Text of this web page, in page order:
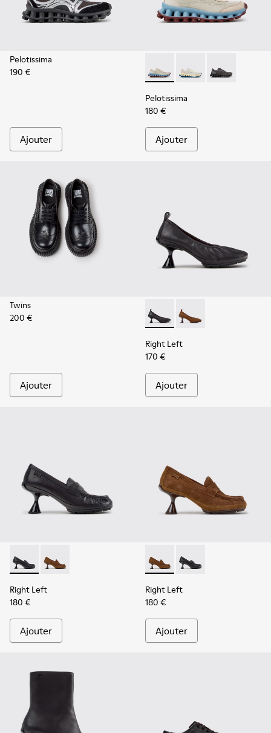
Pelotissima
190 €
Ajouter
Pelotissima - K202003-002
Pelotissima -Pelotissima -
Pelotissima
180 €
Ajouter
Twins
200 €
Ajouter
Right Left - K201976-001 -
Right Left -
Right Left
170 €
Ajouter
Right Left - K201978-001 - Mocassins en cuir noir pour
Right Left - K201978-003 - Mocassins en cuir
Right Left
180 €
Ajouter
Right Left - K201978-003 -
Right Left -
Right Left
180 €
Ajouter